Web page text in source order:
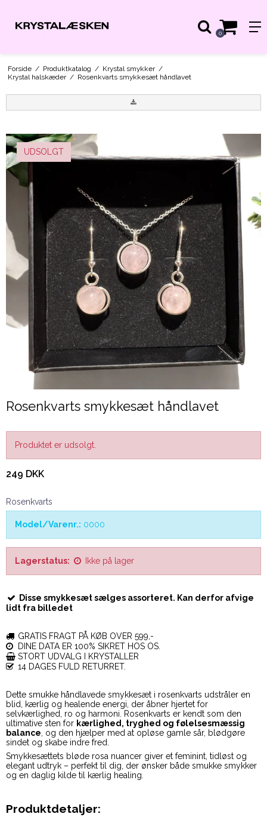
0
Forside / Produktkatalog / Krystal smykker /
Krystal halskæder / Rosenkvarts smykkesæt håndlavet
UDSOLGT
Rosenkvarts smykkesæt håndlavet
Produktet er udsolgt.
249 DKK
Rosenkvarts
Model/Varenr.: 0000
Lagerstatus: Ikke på lager
Disse smykkesæt sælges assorteret. Kan derfor afvige
lidt fra billedet
GRATIS FRAGT PÅ KØB OVER 599,-
DINE DATA ER 100% SIKRET HOS OS.
STORT UDVALG I KRYSTALLER
14 DAGES FULD RETURRET.
Dette smukke håndlavede smykkesæt i rosenkvarts udstråler en
blid, kærlig og healende energi, der åbner hjertet for
selvkærlighed, ro og harmoni. Rosenkvarts er kendt som den
ultimative sten for kærlighed, tryghed og følelsesmæssig
balance , og den hjælper med at opløse gamle sår, blødgøre
sindet og skabe indre fred.
Smykkesættets bløde rosa nuancer giver et feminint, tidløst og
elegant udtryk – perfekt til dig, der ønsker både smukke smykker
og en daglig kilde til kærlig healing.
Produktdetaljer: